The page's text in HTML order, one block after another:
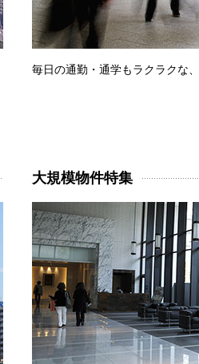
毎日の通勤・通学もラクラクな
大規模物件特集